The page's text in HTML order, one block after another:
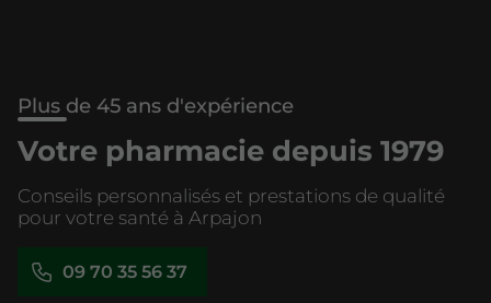
Plus de 45 ans d'expérience
Votre pharmacie depuis 1979
Conseils personnalisés et prestations de qualité
pour votre santé à Arpajon
09 70 35 56 37